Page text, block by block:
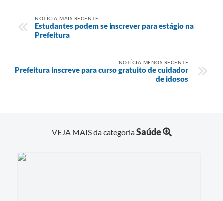
NOTÍCIA MAIS RECENTE
Estudantes podem se inscrever para estágio na
Prefeitura
NOTÍCIA MENOS RECENTE
Prefeitura inscreve para curso gratuito de cuidador
de idosos
VEJA MAIS da categoriaSaúde